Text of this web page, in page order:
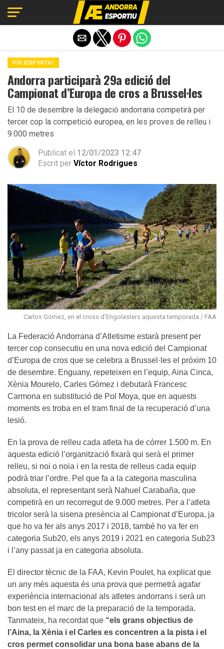
POLIESPORTIU
Andorra participarà 29a edició del
Campionat d’Europa de cros a Brussel·les
El 10 de desembre la delegació andorrana competirà per
tercer cop la competició europea, en les proves de relleu i
9.000 metres
Publicat el 12/01/2023 12:47
Escrit per Víctor Rodrigues
Carlos Gómez, en el cross d'Engolasters aquesta temporada / FAA
La Federació Andorrana d’Atletisme estarà present per
tercer cop consecutiu en una nova edició del Campionat
d’Europa de cros que se celebra a Brussel·les el pròxim 10
de desembre. Enguany, repeteixen en l’equip, Aina Cinca,
Xènia Mourelo, Carles Gómez i debutarà Francesc
Carmona en substitució de Pol Moya, que en aquests
moments es troba en el tram final de la recuperació d’una
lesió.
En la prova de relleu cada atleta ha de córrer 1.500 m. En
aquesta edició l’organització fixarà qui serà el primer
relleu, si noi o noia i en la resta de relleus cada equip
podrà triar l’ordre. Pel que fa a la categoria masculina
absoluta, el representant serà Nahuel Carabaña, que
competirà en un recorregut de 9.000 metres. Per a l’atleta
tricolor serà la sisena presència al Campionat d’Europa, ja
que ho va fer als anys 2017 i 2018, també ho va fer en
categoria Sub20, els anys 2019 i 2021 en categoria Sub23
i l’any passat ja en categoria absoluta.
El director tècnic de la FAA, Kevin Poulet, ha explicat que
un any més aquesta és una prova que permetrà agafar
experiència internacional als atletes andorrans i serà un
bon test en el marc de la preparació de la temporada.
Tanmateix, ha recordat que “els grans objectius de
l’Aina, la Xènia i el Carles es concentren a la pista i el
cros permet consolidar una bona base abans de la
Exit mobile version